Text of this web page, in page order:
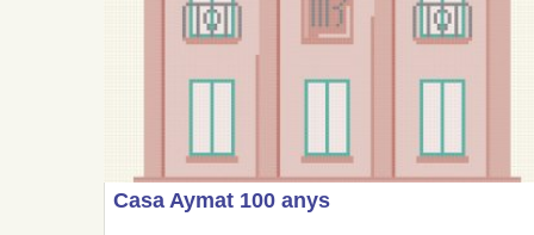
Casa Aymat 100 anys